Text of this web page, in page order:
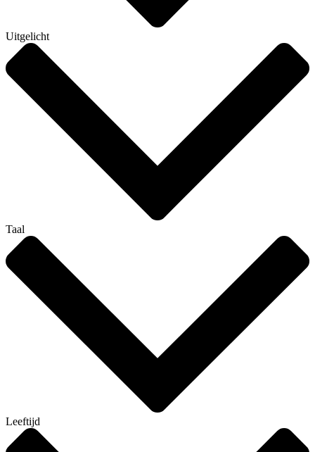
Uitgelicht
Taal
Leeftijd